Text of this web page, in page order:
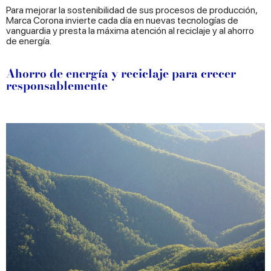
Para mejorar la sostenibilidad de sus procesos de producción,
Marca Corona invierte cada día en nuevas tecnologías de
vanguardia y presta la máxima atención al reciclaje y al ahorro
de energía.
Ahorro de energía y reciclaje para crecer
responsablemente